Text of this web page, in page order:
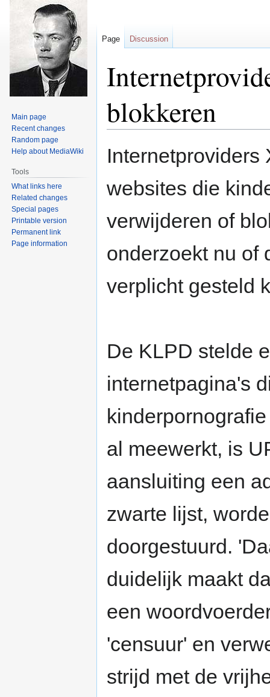
blokkeren
Internetproviders
websites die
verwijderen of
onderzoekt nu of
verplicht gesteld
De KLPD stelde
internetpagina's
al meewerkt, is
aansluiting een
zwarte lijst,
doorgestuurd.
duidelijk maakt
een
'censuur' en
strijd met de
Page Discussion
Main page
Recent changes
Random page
Help about MediaWiki
Tools
What links here
Related changes
Special pages
Printable version
Permanent link
Page information